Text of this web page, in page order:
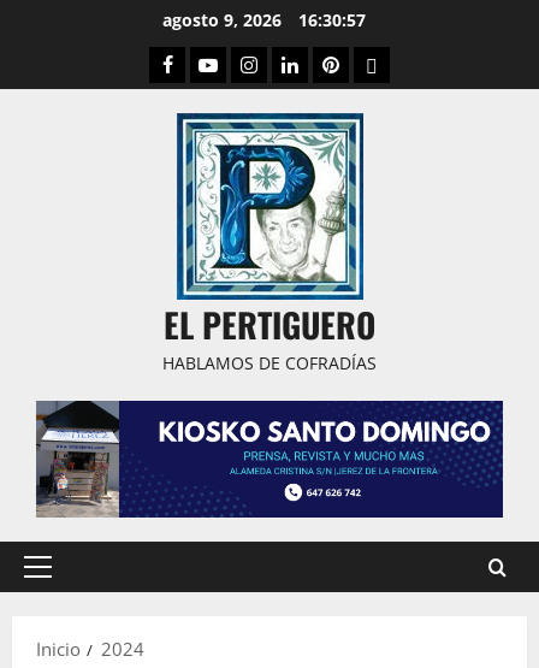
agosto 9, 2026 16:30:57
Facebook
YoutubeInstagram
LinkedPinterestDribbble
EL PERTIGUERO
HABLAMOS DE COFRADÍAS
Menú
Inicio
2024